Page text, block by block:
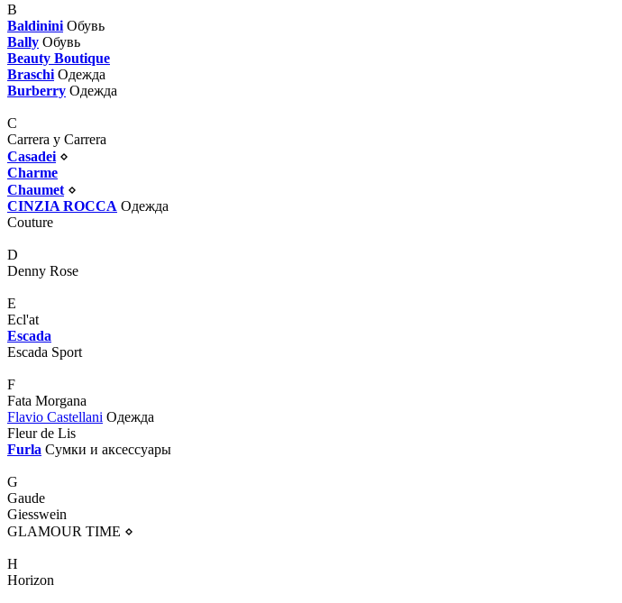
B
Baldinini Обувь
Bally Обувь
Beauty Boutique
Braschi Одежда
Burberry Одежда
C
Carrera y Carrera
Casadei ⋄
Charme
Chaumet ⋄
CINZIA ROCCA Одежда
Couture
D
Denny Rose
E
Ecl'at
Escada
Escada Sport
F
Fata Morgana
Flavio Castellani Одежда
Fleur de Lis
Furla Сумки и аксессуары
G
Gaude
Giesswein
GLAMOUR TIME ⋄
H
Horizon